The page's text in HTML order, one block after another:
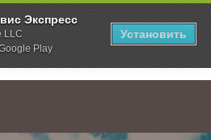
Экспресс
LLC
Play
Установить
Выходной день в Республике